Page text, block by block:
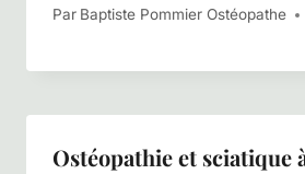
Par Baptiste Pommier Ostéopathe
Ostéopathie et sciatique